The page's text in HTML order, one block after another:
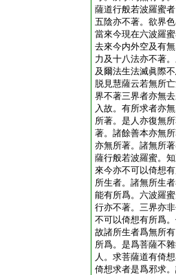
薩道行般若波羅蜜
五陰亦不著。欲界
當來今現在六波羅
去來今内外空及有
力及十八法亦不著
及爾法生法滅眞際
脱見慧薩云若無所
界不著三界者亦無
入故。有所求者亦
所著。是人亦復無
著。諸餘善本亦無
亦無所著。諸無所
薩行般若波羅蜜。
來今亦不可以倚想
所生者。諸無所生
能有所爲。六波羅
行亦不著。三界亦
不可以倚想有所爲
故諸所生者爲無所
所爲。是爲菩薩不
人。求菩薩道有倚
倚想求者是爲邪求